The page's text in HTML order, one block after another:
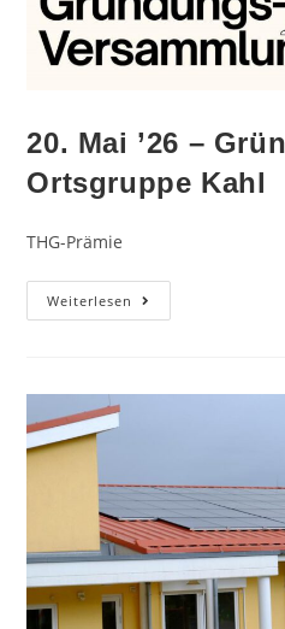
20. Mai ’26 –
Ortsgruppe Kahl
THG-Prämie
Weiterlesen